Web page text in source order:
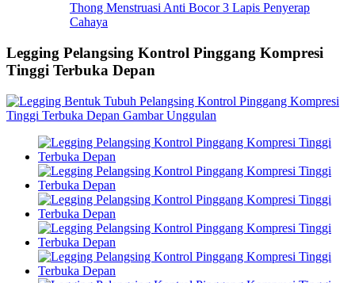
Thong Menstruasi Anti Bocor 3 Lapis Penyerap
Cahaya
Legging Pelangsing Kontrol Pinggang Kompresi
Tinggi Terbuka Depan